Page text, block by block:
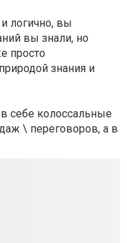
логично, вы
вы знали, но
просто
знания и
себе колоссальные
\ переговоров, а в